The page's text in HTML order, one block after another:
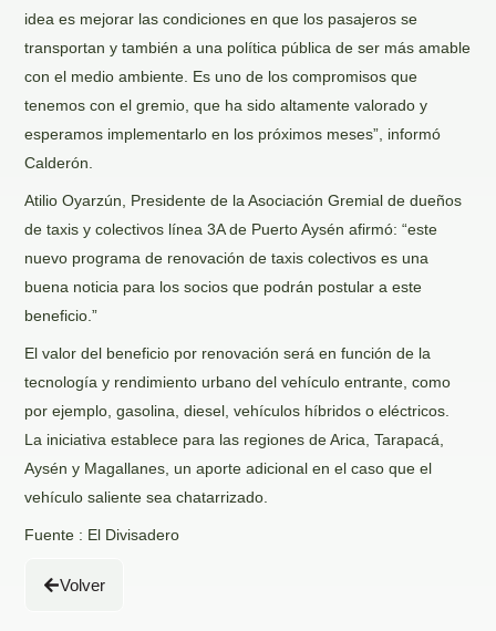
idea es mejorar las condiciones en que los pasajeros se
transportan y también a una política pública de ser más amable
con el medio ambiente. Es uno de los compromisos que
tenemos con el gremio, que ha sido altamente valorado y
esperamos implementarlo en los próximos meses”, informó
Calderón.
Atilio Oyarzún, Presidente de la Asociación Gremial de dueños
de taxis y colectivos línea 3A de Puerto Aysén afirmó: “este
nuevo programa de renovación de taxis colectivos es una
buena noticia para los socios que podrán postular a este
beneficio.”
El valor del beneficio por renovación será en función de la
tecnología y rendimiento urbano del vehículo entrante, como
por ejemplo, gasolina, diesel, vehículos híbridos o eléctricos.
La iniciativa establece para las regiones de Arica, Tarapacá,
Aysén y Magallanes, un aporte adicional en el caso que el
vehículo saliente sea chatarrizado.
Fuente : El Divisadero
Volver